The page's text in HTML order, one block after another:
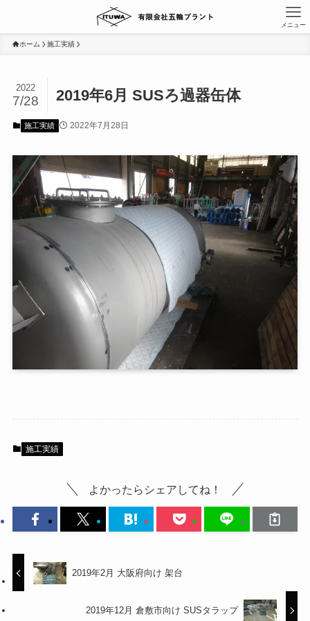
メニュー
ホーム 施工実績
2019年6月 SUSろ過器缶体
2022
7/28
施工実績 2022年7月28日
施工実績
よかったらシェアしてね！
2019年2月 大阪府向け 架台
2019年12月 倉敷市向け SUSタラップ